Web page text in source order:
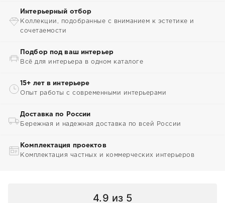
Интерьерный отбор
Коллекции, подобранные с вниманием к эстетике и
сочетаемости
Подбор под ваш интерьер
Всё для интерьера в одном каталоге
15+ лет в интерьере
Опыт работы с современными интерьерами
Доставка по России
Бережная и надежная доставка по всей России
Комплектация проектов
Комплектация частных и коммерческих интерьеров
4.9 из 5